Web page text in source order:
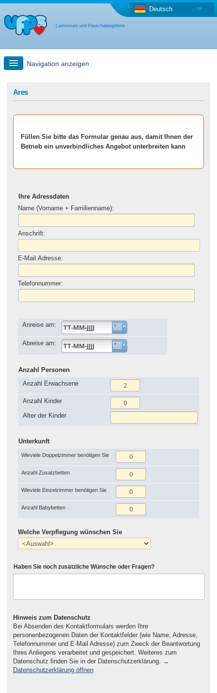
Lastminute und Pauschalangebote
Deutsch
Navigation anzeigen
Reise: Landkarten-Suche
Last Minute Angebot + Pauschalangebot
Anderes Land
Ares
Füllen Sie bitte das Formular genau aus, damit Ihnen der
Betrieb ein unverbindliches Angebot unterbreiten kann
Ihre Adressdaten
Name (Vorname + Familienname):
Anschrift:
E-Mail Adresse:
Telefonnummer:
Anreise am:
Abreise am:
Anzahl Personen
Anzahl Erwachsene
Anzahl Kinder
Alter der Kinder
Unterkunft
Wieviele Doppelzimmer benötigen Sie
Anzahl Zusatzbetten
Wieviele Einzelzimmer benötigen Sie
Anzahl Babybetten
Welche Verpflegung wünschen Sie
Haben Sie noch zusätzliche Wünsche oder Fragen?
Hinweis zum Datenschutz
Bei Absenden des Kontaktformulars werden Ihre
personenbezogenen Daten der Kontaktfelder (wie Name, Adresse,
Telefonnummer und E-Mail Adresse) zum Zweck der Beantwortung
Ihres Anliegens verarbeitet und gespeichert. Weiteres zum
Datenschutz finden Sie in der Datenschutzerklärung. →
Datenschutzerklärung öffnen